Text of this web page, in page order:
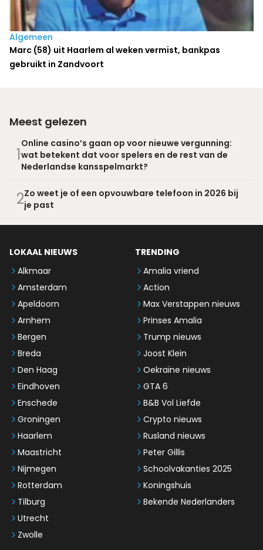
Algemeen
Marc (58) uit Haarlem al weken vermist, bankpas
gebruikt in Zandvoort
Meest gelezen
1
Online casino’s gaan op voor nieuwe vergunning:
wat betekent dat voor spelers en de rest van de
Nederlandse kansspelmarkt?
2Zo weet je of een opvouwbare telefoon in 2026 bij
je past
LOKAAL NIEUWS
Alkmaar
Amsterdam
Apeldoorn
Arnhem
Bergen
Breda
Den Haag
Eindhoven
Enschede
Groningen
Haarlem
Maastricht
Nijmegen
Rotterdam
Tilburg
Utrecht
Zwolle
TRENDING
Amalia vriend
Action
Max Verstappen nieuws
Prinses Amalia
Trump nieuws
Joost Klein
Oekraïne nieuws
GTA 6
B&B Vol Liefde
Crypto nieuws
Rusland nieuws
Peter Gillis
Schoolvakanties 2025
Koningshuis
Bekende Nederlanders